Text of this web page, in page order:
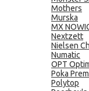
Mothers
Murska
MX
Nextzett
Nielsen
Numatic
OPT
Poka
Polytop